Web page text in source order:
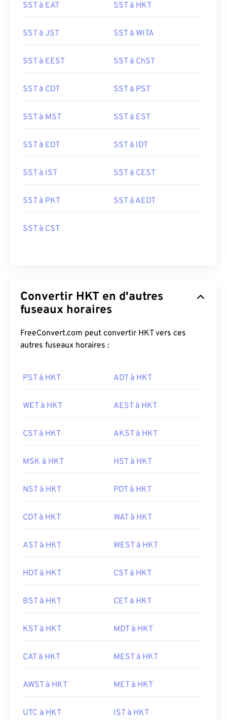
SST à EAT SST à HKT
SST à JST SST à WITA
SST à EEST SST à ChST
SST à CDT SST à PST
SST à MST SST à EST
SST à EDT SST à IDT
SST à IST SST à CEST
SST à PKT SST à AEDT
SST à CST
Convertir HKT en d'autres
fuseaux horaires
FreeConvert.com peut convertir HKT vers ces
autres fuseaux horaires :
PST à HKT ADT à HKT
WET à HKT AEST à HKT
CST à HKT AKST à HKT
MSK à HKT HST à HKT
NST à HKT PDT à HKT
CDT à HKT WAT à HKT
AST à HKT WEST à HKT
HDT à HKT CST à HKT
BST à HKT CET à HKT
KST à HKT MDT à HKT
CAT à HKT MEST à HKT
AWST à HKT MET à HKT
UTC à HKT IST à HKT